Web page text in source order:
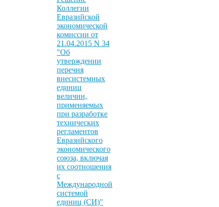
Коллегии
Евразийской
экономической
комиссии от
21.04.2015 N 34
"Об
утверждении
перечня
внесистемных
единиц
величин,
применяемых
при разработке
технических
регламентов
Евразийского
экономического
союза, включая
их соотношения
с
Международной
системой
единиц (СИ)"